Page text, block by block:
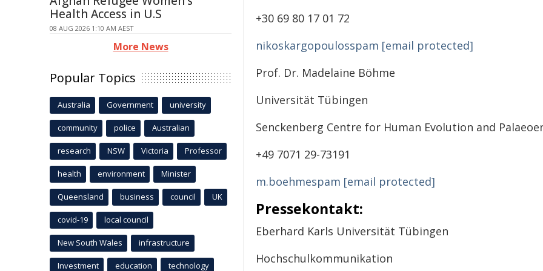
+30 69 80 17 01 72
nikoskargopoulosspam [email protected]
Prof. Dr. Madelaine Böhme
Universität Tübingen
Senckenberg Centre for Human Evolution and
+49 7071 29-73191
m.boehmespam [email protected]
Pressekontakt:
Eberhard Karls Universität Tübingen
Hochschulkommunikation
Health Access in U.S
08 AUG 2026 1:10 AM AEST
More News
Popular Topics
Australia Government university
community police Australian
research NSW Victoria Professor
health environment Minister
Queensland business council UK
covid-19 local council
New South Wales infrastructure
Investment education technology